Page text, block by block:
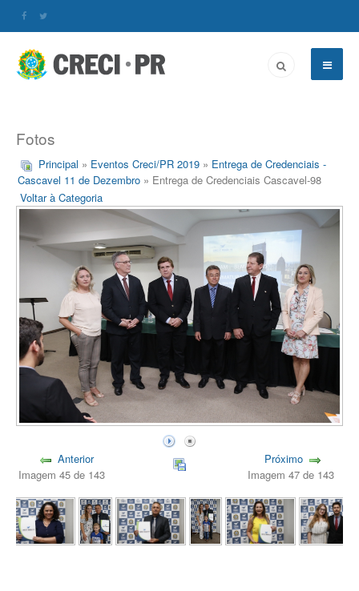
Fotos
Principal » Eventos Creci/PR 2019 » Entrega de Credenciais -
Cascavel 11 de Dezembro » Entrega de Credenciais Cascavel-98
Voltar à Categoria
Anterior
Imagem 45 de 143
Próximo
Imagem 47 de 143